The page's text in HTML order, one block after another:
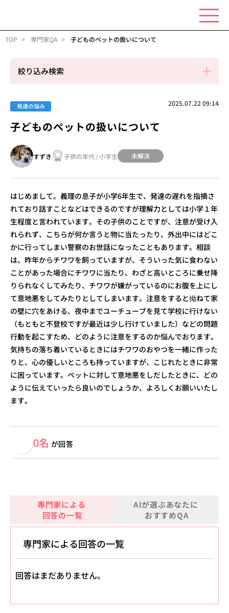
TOP 専門家QA 子どものペットの扱いについて
絞り込み検索
発達の悩み 2025.07.22 09:14
子どものペットの扱いについて
すずき 子供の年代/小学生 未解決
はじめまして。義理の息子が小学6年生で、発達の遅れを指摘さ
れており話すことなどはできるのですが理解力としては小学１年
生程度と言われています。その子供のことですが、注意が受け入
れられず、こちらが何か言うと物に当たったり、外出中にはどこ
かに行ってしまい警察のお世話になったこともあります。相談
は、昨年からチワワを飼っていますが、そういった気に食わない
ことがあった場合にチワワに当たり、わざと高いところに乗せ降
りられなくしてみたり、チワワが嫌がっているのにお腹を上にし
て意地悪をしてみたりとしてしまいます。注意をすると拗ねて家
の壁に穴をあける、夜中までユーチューブを見て学校に行けない
（もともと不登校ですが最近は少し行けていました）などの問題
行動を起こすため、どのように注意をするのか悩んでおります。
気持ちの落ち着いているときにはチワワのおやつを一緒に作った
りと、心の優しいところも持っていますが、こじれたときに非常
に困っています。ペットに対して意地悪をしだしたときに、どの
ように伝えていったら良いのでしょうか、よろしくお願いいたし
ます。
0名 が回答
専門家による
回答の一覧
AIが選ぶあなたに
おすすめQA
専門家による回答の一覧
回答はまだありません。